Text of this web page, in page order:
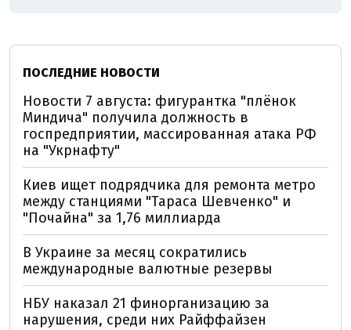
ПОСЛЕДНИЕ НОВОСТИ
Новости 7 августа: фигурантка "плёнок
Миндича" получила должность в
госпредприятии, массированная атака РФ
на "Укрнафту"
Киев ищет подрядчика для ремонта метро
между станциями "Тараса Шевченко" и
"Почайна" за 1,76 миллиарда
В Украине за месяц сократились
международные валютные резервы
НБУ наказал 21 финорганизацию за
нарушения, среди них Райффайзен